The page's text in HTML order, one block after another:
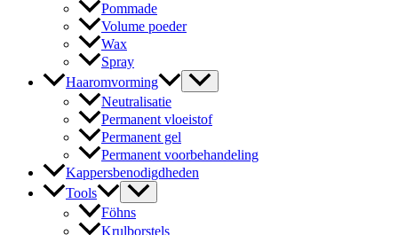
Pommade
Volume poeder
Wax
Spray
Haaromvorming
Neutralisatie
Permanent vloeistof
Permanent gel
Permanent voorbehandeling
Kappersbenodigdheden
Tools
Föhns
Krulborstels